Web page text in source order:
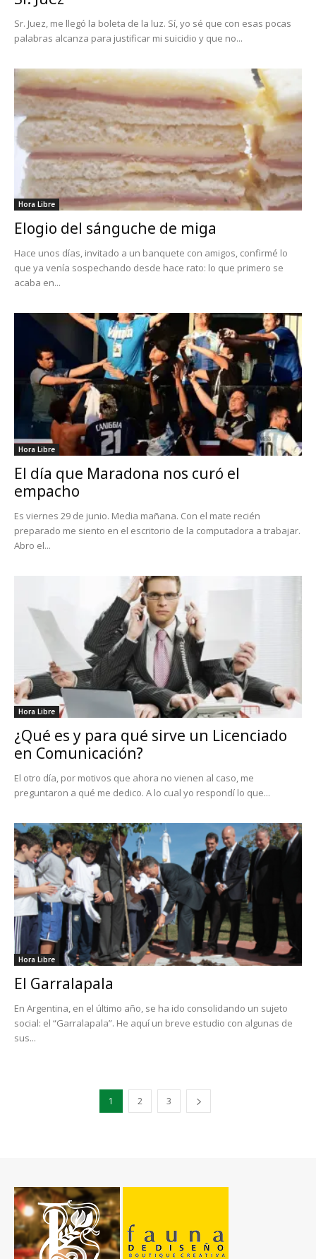
Sr. Juez, me llegó la boleta de la luz. Sí, yo sé que con esas pocas
palabras alcanza para justificar mi suicidio y que no...
Hora Libre
Elogio del sánguche de miga
Hace unos días, invitado a un banquete con amigos, confirmé lo
que ya venía sospechando desde hace rato: lo que primero se
acaba en...
Hora Libre
El día que Maradona nos curó el
empacho
Es viernes 29 de junio. Media mañana. Con el mate recién
preparado me siento en el escritorio de la computadora a trabajar.
Abro el...
Hora Libre
¿Qué es y para qué sirve un Licenciado
en Comunicación?
El otro día, por motivos que ahora no vienen al caso, me
preguntaron a qué me dedico. A lo cual yo respondí lo que...
Hora Libre
El Garralapala
En Argentina, en el último año, se ha ido consolidando un sujeto
social: el “Garralapala”. He aquí un breve estudio con algunas de
sus...
1 2 3